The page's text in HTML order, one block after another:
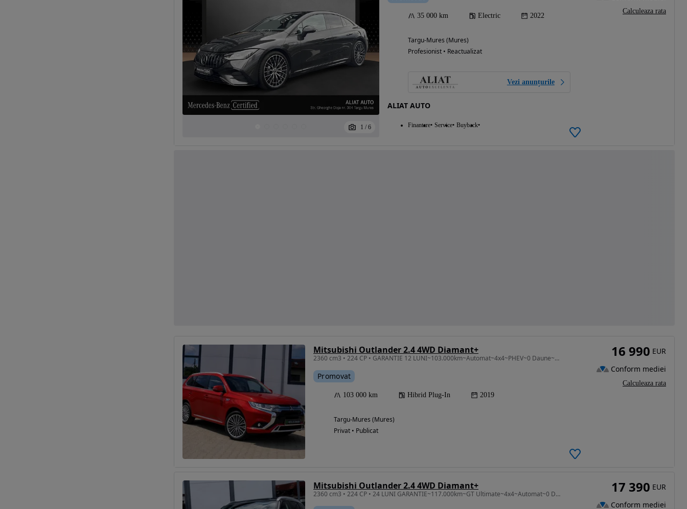
1 / 6
35 000 km Electric 2022
Targu-Mures (Mures)
Profesionist • Reactualizat
Vezi anunțurile
ALIAT AUTO
Finantare Service Buyback
Calculeaza rata
Mitsubishi Outlander 2.4 4WD Diamant+
2360 cm3 • 224 CP • GARANTIE 12 LUNI~103.000km~Automat~4x4~PHEV~0 Daune~TRIMIT VIDEO HD
Promovat
103 000 km Hibrid Plug-In 2019
Targu-Mures (Mures)
Privat • Publicat
16 990 EUR
Conform mediei
Calculeaza rata
Mitsubishi Outlander 2.4 4WD Diamant+
2360 cm3 • 224 CP • 24 LUNI GARANTIE~117.000km~GT Ultimate~4x4~Automat~0 Daun~TRIMIT VIDEO 17 390 EUR
Conform mediei